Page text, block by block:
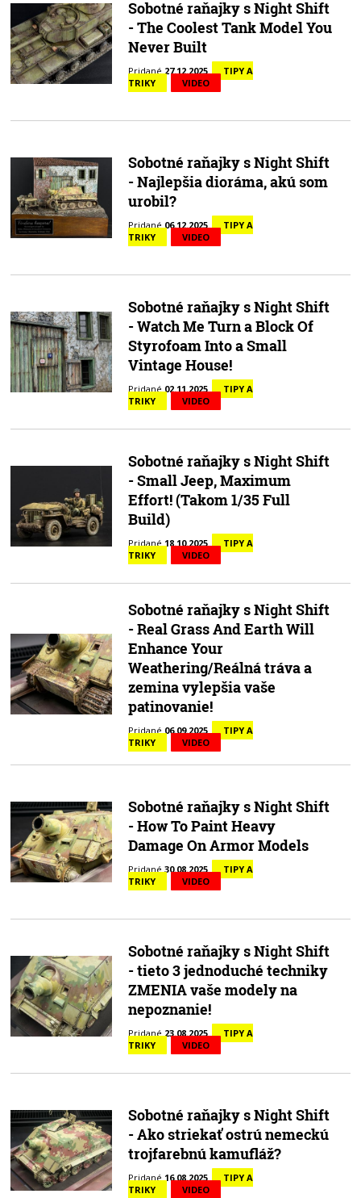
Sobotné raňajky s Night Shift
- The Coolest Tank Model You
Never Built
Pridané27.12.2025
TIPY A
TRIKY
VIDEO
Sobotné raňajky s Night Shift
- Najlepšia dioráma, akú som
urobil?
Pridané06.12.2025
TIPY A
TRIKY
VIDEO
Sobotné raňajky s Night Shift
- Watch Me Turn a Block Of
Styrofoam Into a Small
Vintage House!
Pridané02.11.2025
TIPY A
TRIKY
VIDEO
Sobotné raňajky s Night Shift
- Small Jeep, Maximum
Effort! (Takom 1/35 Full
Build)
Pridané18.10.2025
TIPY A
TRIKY
VIDEO
Sobotné raňajky s Night Shift
- Real Grass And Earth Will
Enhance Your
Weathering/Reálná tráva a
zemina vylepšia vaše
patinovanie!
Pridané06.09.2025
TIPY A
TRIKY
VIDEO
Sobotné raňajky s Night Shift
- How To Paint Heavy
Damage On Armor Models
Pridané30.08.2025
TIPY A
TRIKY
VIDEO
Sobotné raňajky s Night Shift
- tieto 3 jednoduché techniky
ZMENIA vaše modely na
nepoznanie!
Pridané23.08.2025
TIPY A
TRIKY
VIDEO
Sobotné raňajky s Night Shift
- Ako striekať ostrú nemeckú
trojfarebnú kamufláž?
Pridané16.08.2025
TIPY A
TRIKY
VIDEO